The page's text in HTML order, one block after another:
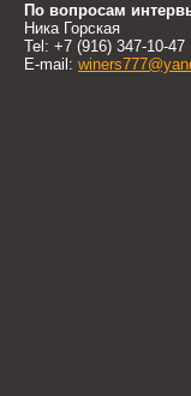
По вопросам
Ника Горская
Tel: +7 (916) 347-10-47
E-mail: